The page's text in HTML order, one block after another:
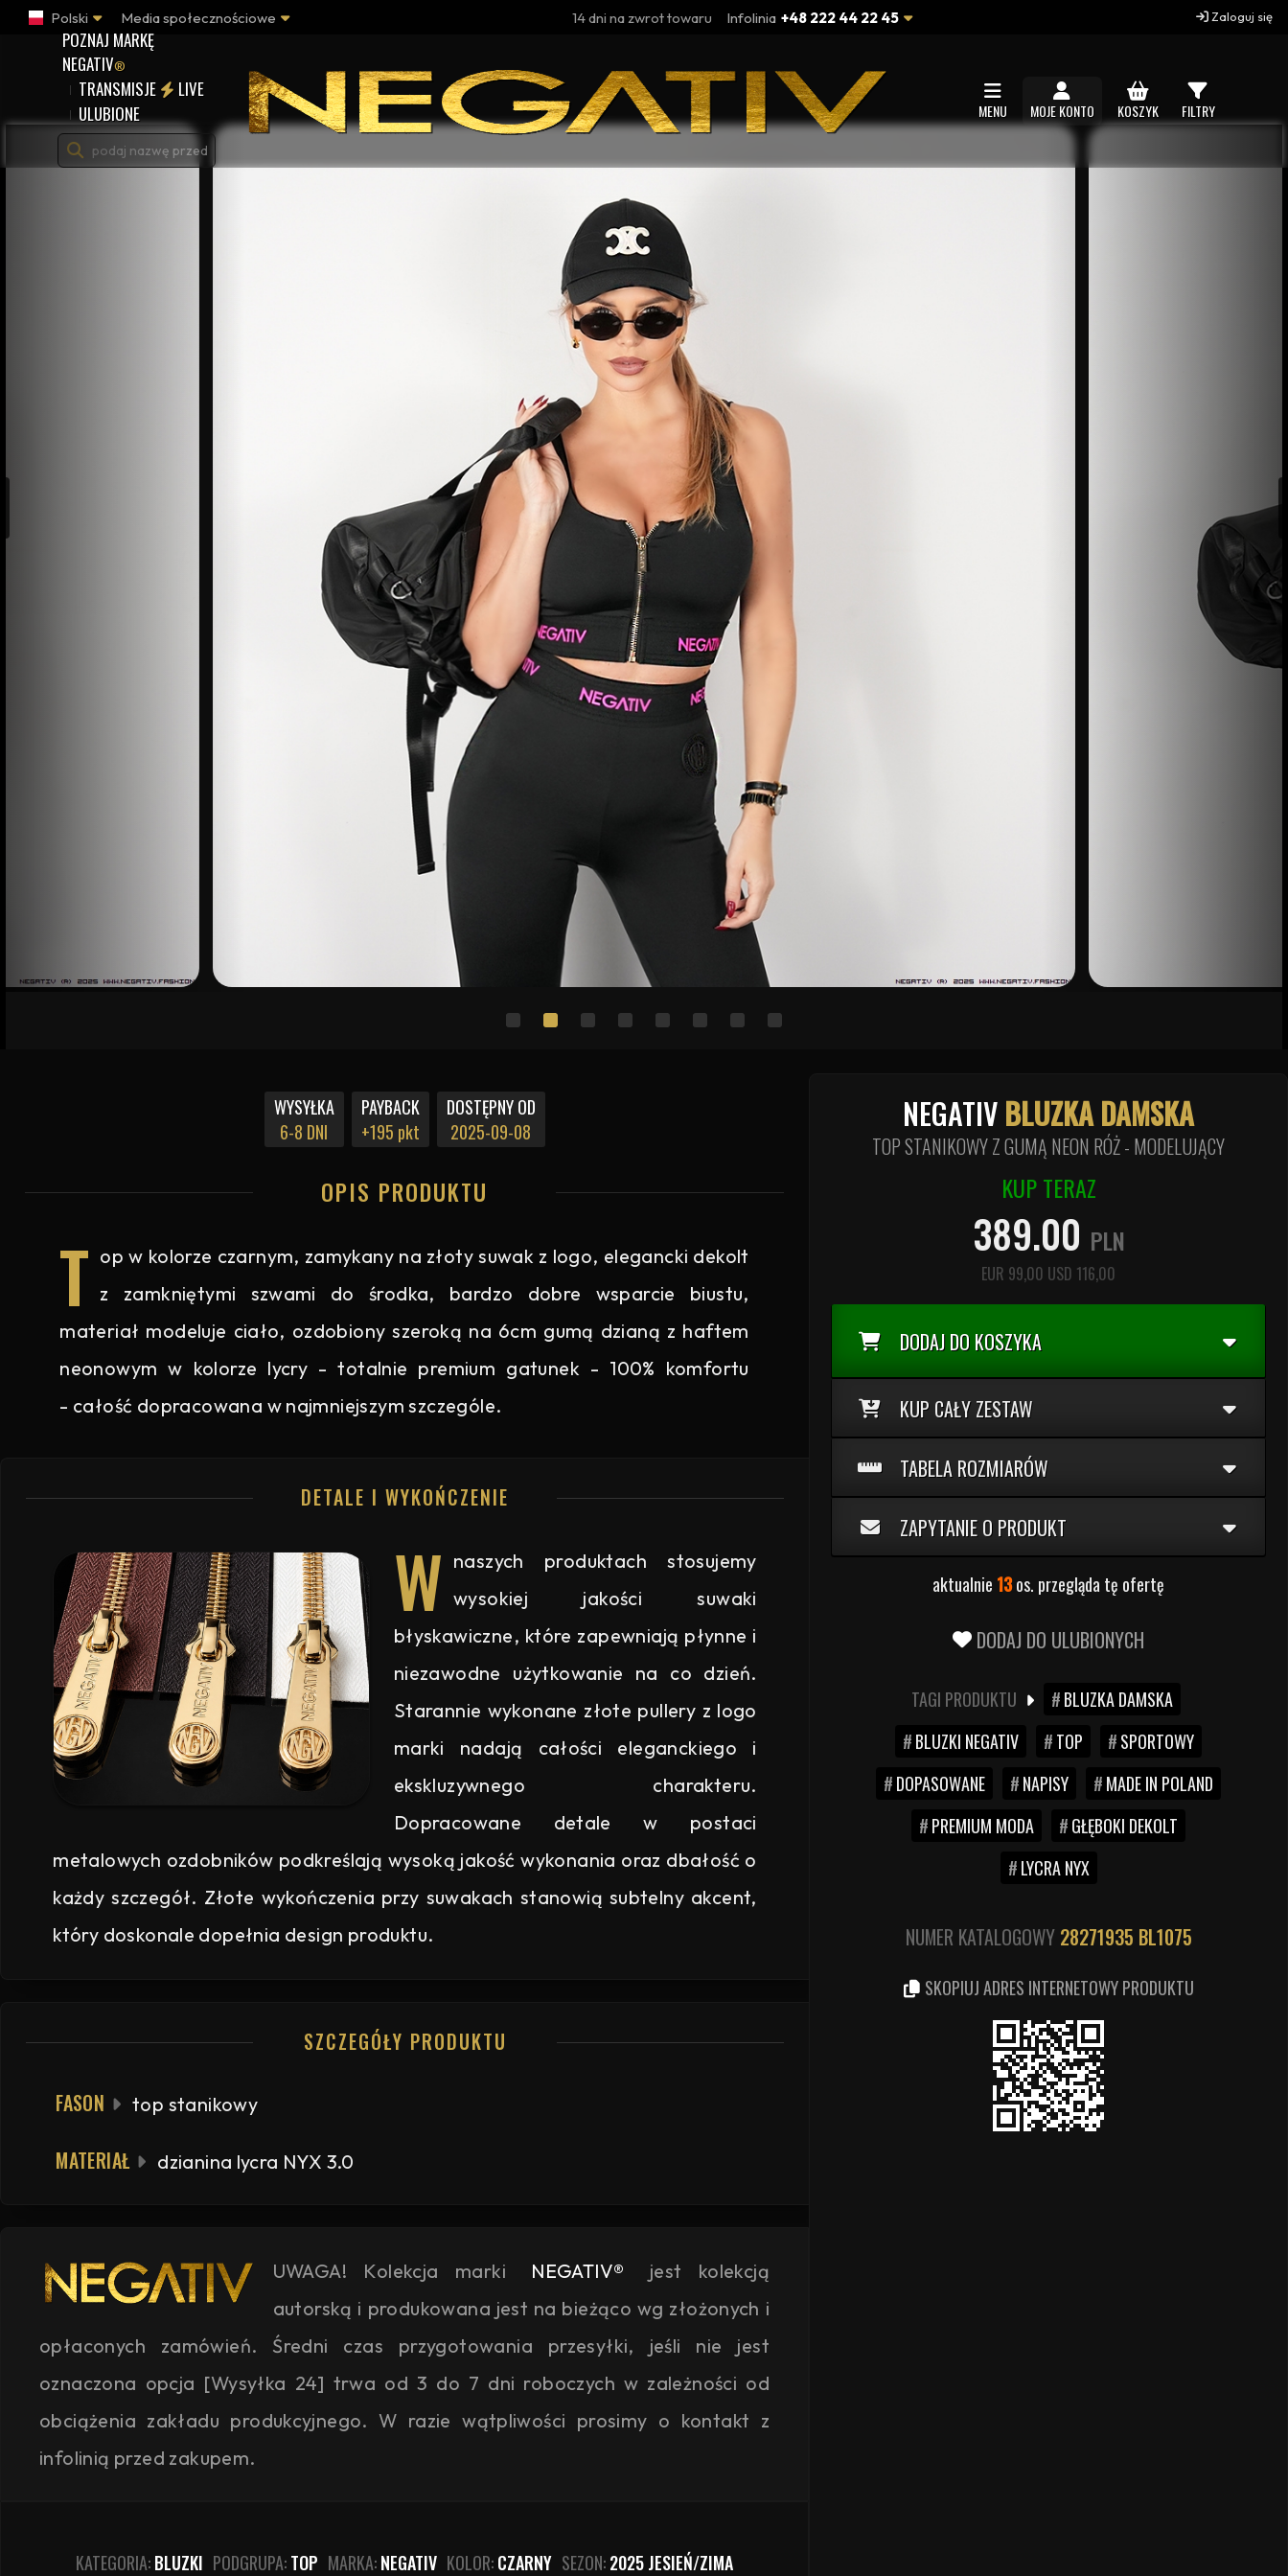
Polski Media społecznościowe 14 dni na zwrot towaru Infolinia +48 222 44 22 45 Zaloguj się
POZNAJ MARKĘ
NEGATIV®
TRANSMISJE
LIVE
ULUBIONE
MENU MOJE KONTO KOSZYK FILTRY
WYSYŁKA
6-8 DNI
PAYBACK
+195 pkt
DOSTĘPNY OD
2025-09-08
OPIS PRODUKTU
T op w kolorze czarnym, zamykany na złoty suwak z logo, elegancki dekolt
z zamkniętymi szwami do środka, bardzo dobre wsparcie biustu,
materiał modeluje ciało, ozdobiony szeroką na 6cm gumą dzianą z haftem
neonowym w kolorze lycry - totalnie premium gatunek - 100% komfortu
- całość dopracowana w najmniejszym szczególe.
DETALE I WYKOŃCZENIE
W naszych produktach stosujemy
wysokiej jakości suwaki
błyskawiczne, które zapewniają płynne i
niezawodne użytkowanie na co dzień.
Starannie wykonane złote pullery z logo
marki nadają całości eleganckiego i
ekskluzywnego charakteru.
Dopracowane detale w postaci
metalowych ozdobników podkreślają wysoką jakość wykonania oraz dbałość o
każdy szczegół. Złote wykończenia przy suwakach stanowią subtelny akcent,
który doskonale dopełnia design produktu.
SZCZEGÓŁY PRODUKTU
FASON top stanikowy
MATERIAŁ dzianina lycra NYX 3.0
UWAGA! Kolekcja marki NEGATIV®
jest kolekcją
autorską i produkowana jest na bieżąco wg złożonych i
opłaconych zamówień. Średni czas przygotowania przesyłki, jeśli nie jest
oznaczona opcja [Wysyłka 24] trwa od 3 do 7 dni roboczych w zależności od
obciążenia zakładu produkcyjnego. W razie wątpliwości prosimy o kontakt z
infolinią przed zakupem.
KATEGORIA:BLUZKI PODGRUPA:TOP MARKA:NEGATIV KOLOR:CZARNY SEZON:2025 JESIEŃ/ZIMA
NEGATIV BLUZKA DAMSKA
TOP STANIKOWY Z GUMĄ NEON RÓŻ - MODELUJĄCY
KUP TERAZ
389.00 PLN
EUR 99,00 USD 116,00
DODAJ DO KOSZYKA
KUP CAŁY ZESTAW
TABELA ROZMIARÓW
ZAPYTANIE O PRODUKT
aktualnie 13os. przegląda tę ofertę
DODAJ DO ULUBIONYCH
TAGI PRODUKTU
BLUZKA DAMSKA
BLUZKI NEGATIV
TOP
SPORTOWY
DOPASOWANE
NAPISY
MADE IN POLAND
PREMIUM MODA
GŁĘBOKI DEKOLT
LYCRA NYX
NUMER KATALOGOWY 28271935 BL1075
SKOPIUJ ADRES INTERNETOWY PRODUKTU